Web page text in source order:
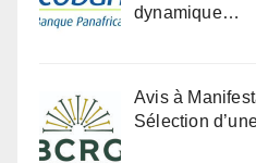
dynamique…
Avis à
Sélection